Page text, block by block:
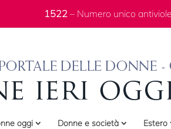
1522 – Numero unico
oggi Donne e società Estero